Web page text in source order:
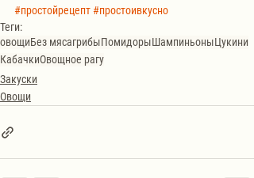
#простойрецепт#простоивкусно
Теги:
овощиБез мясагрибыПомидорыШампиньоныЦукини
КабачкиОвощное рагу
Закуски
Овощи